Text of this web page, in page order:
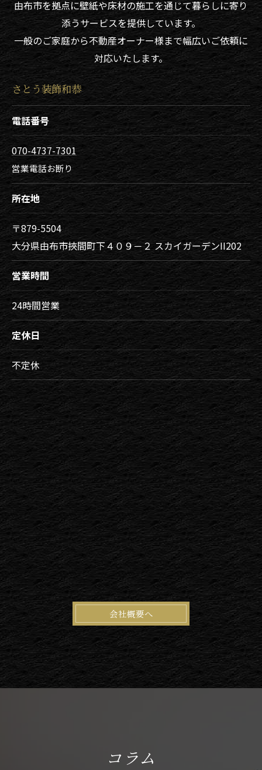
由布市を拠点に壁紙や床材の施工を通じて暮らしに寄り
添うサービスを提供しています。
一般のご家庭から不動産オーナー様まで幅広いご依頼に
対応いたします。
さとう装飾和恭
電話番号
070-4737-7301
営業電話お断り
所在地
〒879-5504
大分県由布市挾間町下４０９－２ スカイガーデンII202
営業時間
24時間営業
定休日
不定休
会社概要へ
コラム